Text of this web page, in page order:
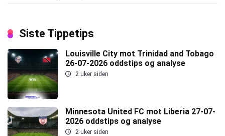
Siste Tippetips
Louisville City mot Trinidad and Tobago
26-07-2026 oddstips og analyse
2 uker siden
Minnesota United FC mot Liberia 27-07-
2026 oddstips og analyse
2 uker siden